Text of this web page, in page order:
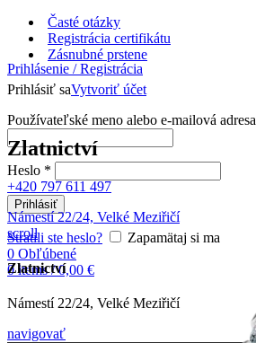
Časté otázky
Registrácia certifikátu
Prihlásenie / Registrácia
Prihlásiť saVytvoriť účet
Používateľské meno alebo e-mailová adresa
Heslo *
Prihlásiť
Stratili ste heslo?
Zapamätaj si ma
0 Obľúbené
0items / 0,00 €
Zásnubné prstene
Zlatnictví
+420 797 611 497
Námestí 22/24, Velké Meziřičí
scroll
Zlatnictví
Námestí 22/24, Velké Meziřičí
navigovať